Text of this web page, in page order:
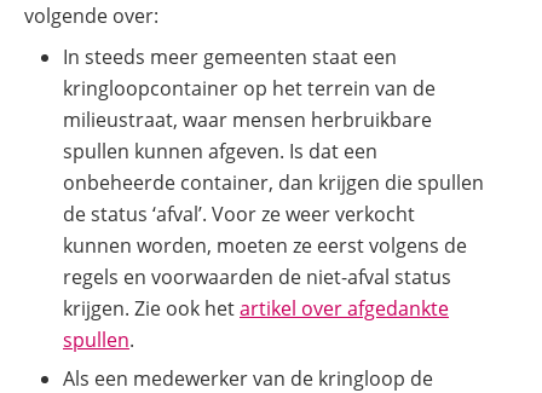
volgende over:
In steeds meer gemeenten staat een
kringloopcontainer op het terrein van de
milieustraat, waar mensen herbruikbare
spullen kunnen afgeven. Is dat een
onbeheerde container, dan krijgen die spullen
de status ‘afval’. Voor ze weer verkocht
kunnen worden, moeten ze eerst volgens de
regels en voorwaarden de niet-afval status
krijgen. Zie ook hetartikel over afgedankte
spullen.
Als een medewerker van de kringloop de